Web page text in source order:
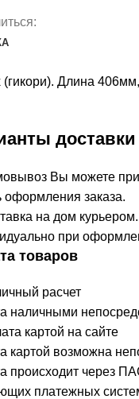
Длина
доставки
Вы можете
оформления заказа.
на дом
при
товаров
расчет
наличными
картой на сайте
картой возможна
происходит через
платежных